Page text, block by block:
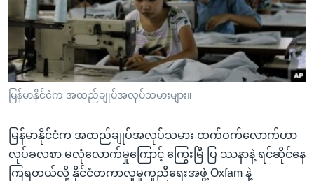
ညွန်း
စာမျက်နှာ
သို့
ကျော်
ကြည့်
ရှာဖွေ
ရန်
နေရာ
သုတပဒေသာ အင်္ဂလိပ်စာ
Learning English
ဗွီအိုအေ လူမှုကွန်ယက်များ
ဘာသာစကားများ
မြန်မာနိုင်ငံက အထည်ချုပ်အလုပ်သမားများ။
မြန်မာနိုင်ငံက အထည်ချုပ်အလုပ်သမား ထက်ဝက်လောက်ဟာ
လုပ်ခလစာ မလုံလောက်မှုကြောင့် ကြွေးမြီ ပြ ဿနာနဲ့ ရင်ဆိုင်နေ
ကြရတယ်လို့ နိုင်ငံတကာလူမှုကူညီရေးအဖွဲ့ Oxfam နဲ့